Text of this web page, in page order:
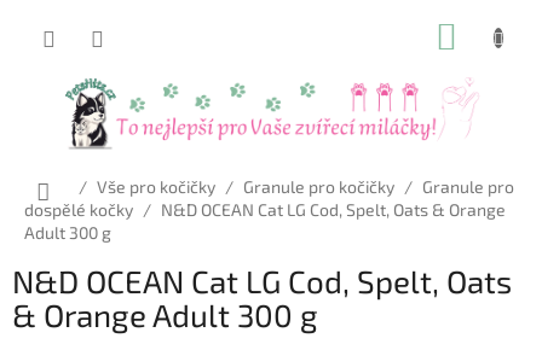
Domů
/ Vše pro kočičky / Granule pro kočičky / Granule pro
dospělé kočky / N&D OCEAN Cat LG Cod, Spelt, Oats & Orange
Adult 300 g
N&D OCEAN Cat LG Cod, Spelt, Oats
& Orange Adult 300 g